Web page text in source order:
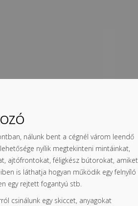
nálunk bent a cégnél várom leendő
nyílik megtekinteni mintáinkat,
ajtófrontokat, féligkész bútorokat, amiket
is láthatja hogyan működik egy felnyíló
egy rejtett fogantyú stb.
csinálunk egy skiccet, anyagokat